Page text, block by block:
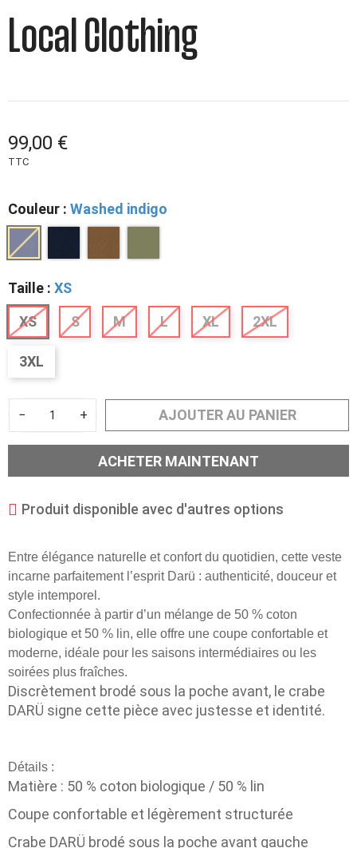
Local Clothing
Entre élégance naturelle et confort du quotidien, cette veste
incarne parfaitement l’esprit Darü : authenticité, douceur et
style intemporel.
Confectionnée à partir d’un mélange de 50 % coton
biologique et 50 % lin, elle offre une coupe confortable et
moderne, idéale pour les saisons intermédiaires ou les
soirées plus fraîches.
Discrètement brodé sous la poche avant, le crabe
DARÜ signe cette pièce avec justesse et identité.
Détails :
Matière : 50 % coton biologique / 50 % lin
Coupe confortable et légèrement structurée
Crabe DARÜ brodé sous la poche avant gauche
99,00 €
TTC
Couleur : Washed indigo
Taille : XS
XS
S M L XL 2XL
3XL
− + AJOUTER AU PANIER
ACHETER MAINTENANT
Produit disponible avec d'autres options